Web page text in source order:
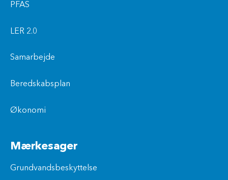
PFAS
LER 2.0
Samarbejde
Beredskabsplan
Økonomi
Mærkesager
Grundvandsbeskyttelse